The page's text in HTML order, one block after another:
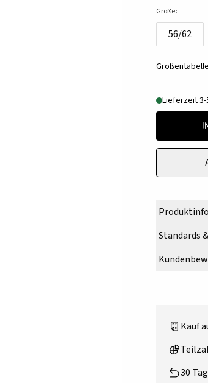
Größe:
56/62
Lieferzeit
Standards
Kauf
30